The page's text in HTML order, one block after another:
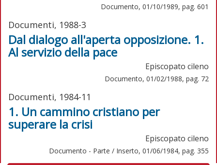
Documento, 01/10/1989, pag. 601
Documenti, 1988-3
Dal dialogo all'aperta opposizione. 1.
Al servizio della pace
Episcopato cileno
Documento, 01/02/1988, pag. 72
Documenti, 1984-11
1. Un cammino cristiano per
superare la crisi
Episcopato cileno
Documento - Parte / Inserto, 01/06/1984, pag. 355